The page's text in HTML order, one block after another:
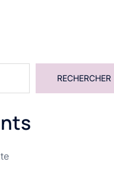
RECHERCHER